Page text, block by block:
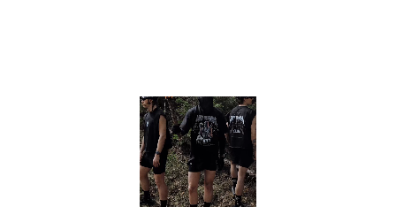
АНОНСЫ MINT RUNNING — ЭТО НЕ ПРОСТО ИНФОРМАЦИЯ О
ЗАБЕГАХ, А ОТДЕЛЬНЫЕ ВИЗУАЛЬНЫЕ ИСТОРИИ. ДЛЯ КАЖДОГО
СОБЫТИЯ СОЗДАЁТСЯ НОВЫЙ СЮЖЕТ И НОВЫЕ ИЛЛЮСТРАЦИИ. ВСЕ
ОНИ ОБЪЕДИНЕНЫ ОБЩЕЙ ЭСТЕТИКОЙ CASTLE CORE.
ГАЛЕРЕЯ